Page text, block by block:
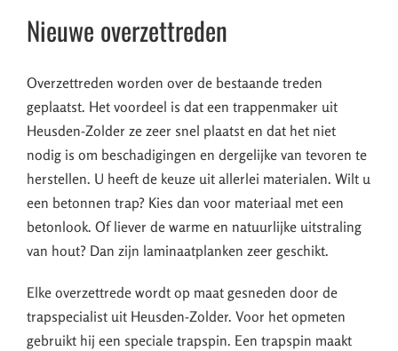
Nieuwe overzettreden
Overzettreden worden over de bestaande treden
geplaatst. Het voordeel is dat een trappenmaker uit
Heusden-Zolder ze zeer snel plaatst en dat het niet
nodig is om beschadigingen en dergelijke van tevoren te
herstellen. U heeft de keuze uit allerlei materialen. Wilt u
een betonnen trap? Kies dan voor materiaal met een
betonlook. Of liever de warme en natuurlijke uitstraling
van hout? Dan zijn laminaatplanken zeer geschikt.
Elke overzettrede wordt op maat gesneden door de
trapspecialist uit Heusden-Zolder. Voor het opmeten
gebruikt hij een speciale trapspin. Een trapspin maakt